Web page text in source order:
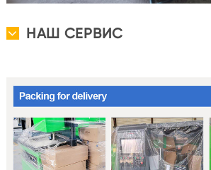
НАШ СЕРВИС